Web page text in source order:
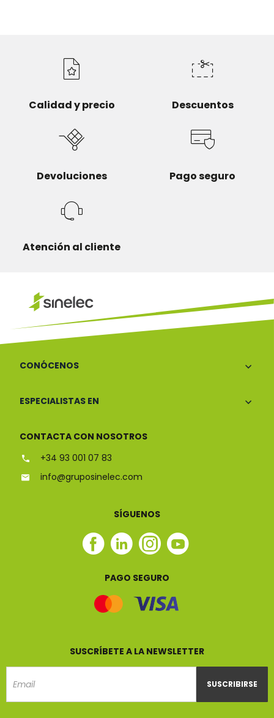
Calidad y precio Descuentos
Devoluciones Pago seguro
Atención al cliente
CONÓCENOS
ESPECIALISTAS EN
CONTACTA CON NOSOTROS
+34 93 001 07 83
info@gruposinelec.com
SÍGUENOS
Facebook
Linkedin
Instagram
Youtube
PAGO SEGURO
SUSCRÍBETE A LA NEWSLETTER
SUSCRIBIRSE